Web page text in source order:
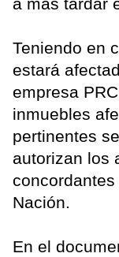
a más tardar
Teniendo en
estará
empresa
inmuebles
pertinentes
autorizan los
Nación.
En el